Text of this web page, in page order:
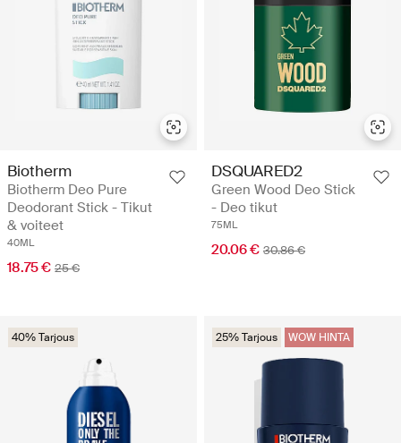
Biotherm
Biotherm Deo Pure
Deodorant Stick - Tikut
& voiteet
40ML
18.75 € 25 €
DSQUARED2
Green Wood Deo Stick
- Deo tikut
75ML
20.06 € 30.86 €
40% Tarjous 25% Tarjous WOW HINTA